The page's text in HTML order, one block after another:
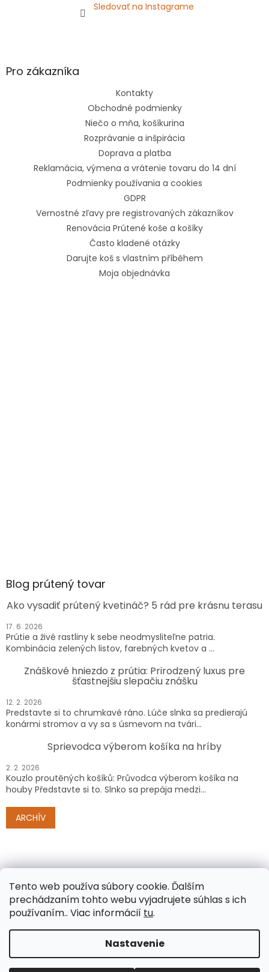
Tento web používa súbory cookie. Ďalším
prechádzaním tohto webu vyjadrujete súhlas s ich
používaním.. Viac informácií tu.
Nastavenie
Sledovať na Instagrame
Pro zákazníka
Kontakty
Obchodné podmienky
Niečo o mňa, košíkurina
Rozprávanie a inšpirácia
Doprava a platba
Reklamácia, výmena a vrátenie tovaru do 14 dní
Podmienky používania a cookies
GDPR
Vernostné zľavy pre registrovaných zákazníkov
Renovácia Prútené koše a košíky
Často kladené otázky
Darujte koš s vlastním příběhem
Moja objednávka
Blog prútený tovar
Ako vysadiť prútený kvetináč? 5 rád pre krásnu terasu
17. 6. 2026
Prútie a živé rastliny k sebe neodmysliteľne patria.
Kombinácia zelených listov, farebných kvetov a ...
Znáškové hniezdo z prútia: Prirodzený luxus pre
šťastnejšiu slepačiu znášku
12. 2. 2026
Predstavte si to chrumkavé ráno. Lúče slnka sa predierajú
konármi stromov a vy sa s úsmevom na tvári...
Sprievodca výberom košíka na hríby
2. 2. 2026
Kouzlo proutěných košíků: Průvodca výberom košíka na
houby Představte si to. Slnko sa prepája medzi...
ARCHÍV